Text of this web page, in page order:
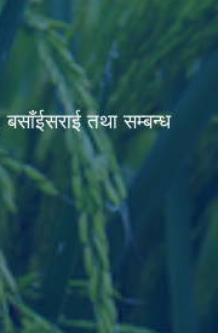
तथा सम्बन्ध